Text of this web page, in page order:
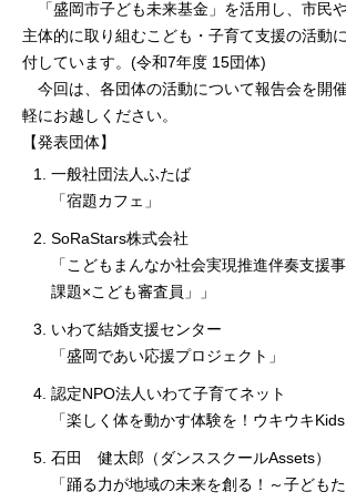
「盛岡市子ども未来基金」を活用し、市民
主体的に取り組むこども・子育て支援の活動
付しています。(令和7年度 15団体)
今回は、各団体の活動について報告会を開
軽にお越しください。
【発表団体】
一般社団法人ふたば
「宿題カフェ」
SoRaStars株式会社
「こどもまんなか社会実現推進伴奏支援
課題×こども審査員」」
いわて結婚支援センター
「盛岡であい応援プロジェクト」
認定NPO法人いわて子育てネット
「楽しく体を動かす体験を！ウキウキKids
石田 健太郎（ダンススクールAssets）
「踊る力が地域の未来を創る！～子ども